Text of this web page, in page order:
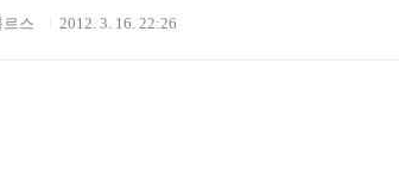
르스 2012. 3. 16. 22:26